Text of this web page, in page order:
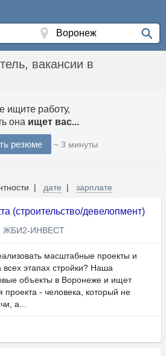
вакансии в
ищите работу,
она ищет вас...
резюме ~ 3 минуты
| дате | зарплате
(строительство/девелопмент)
ЖБИ2-ИНВЕСТ
масштабные проекты и
всех этапах стройки? Наша
объекты в Воронеже и ищет
проекта - человека, который не
а...